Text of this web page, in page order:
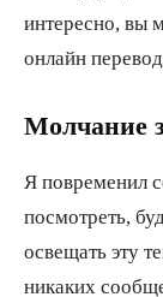
интересно, вы
онлайн
Молчание
Я повременил
посмотреть,
освещать эту
никаких